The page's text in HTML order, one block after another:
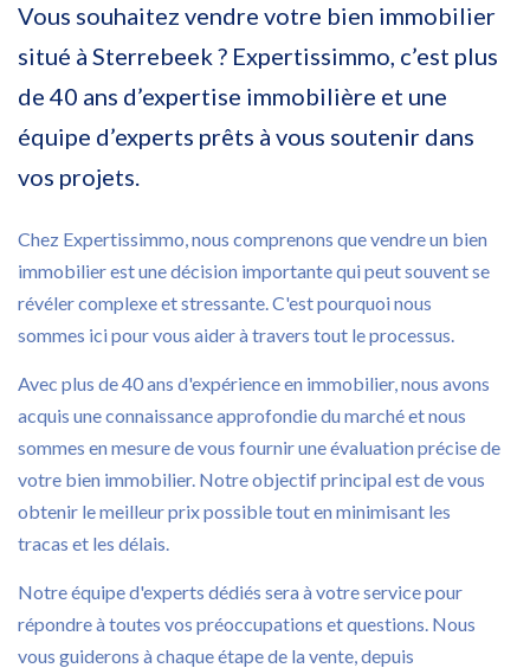
Vous souhaitez vendre votre bien immobilier
situé à Sterrebeek ? Expertissimmo, c’est plus
de 40 ans d’expertise immobilière et une
équipe d’experts prêts à vous soutenir dans
vos projets.
Chez Expertissimmo, nous comprenons que vendre un bien
immobilier est une décision importante qui peut souvent se
révéler complexe et stressante. C'est pourquoi nous
sommes ici pour vous aider à travers tout le processus.
Avec plus de 40 ans d'expérience en immobilier, nous avons
acquis une connaissance approfondie du marché et nous
sommes en mesure de vous fournir une évaluation précise de
votre bien immobilier. Notre objectif principal est de vous
obtenir le meilleur prix possible tout en minimisant les
tracas et les délais.
Notre équipe d'experts dédiés sera à votre service pour
répondre à toutes vos préoccupations et questions. Nous
vous guiderons à chaque étape de la vente, depuis